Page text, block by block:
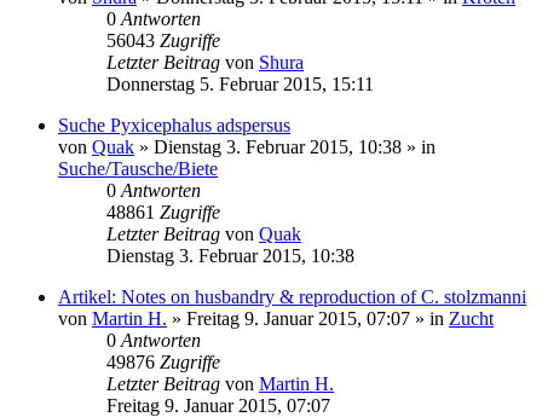
0 Antworten
56043 Zugriffe
Letzter Beitrag von Shura
Donnerstag 5. Februar 2015, 15:11
Suche Pyxicephalus adspersus
von Quak » Dienstag 3. Februar 2015, 10:38 » in
Suche/Tausche/Biete
0 Antworten
48861 Zugriffe
Letzter Beitrag von Quak
Dienstag 3. Februar 2015, 10:38
Artikel: Notes on husbandry & reproduction of C. stolzmanni
von Martin H. » Freitag 9. Januar 2015, 07:07 » in Zucht
0 Antworten
49876 Zugriffe
Letzter Beitrag von Martin H.
Freitag 9. Januar 2015, 07:07